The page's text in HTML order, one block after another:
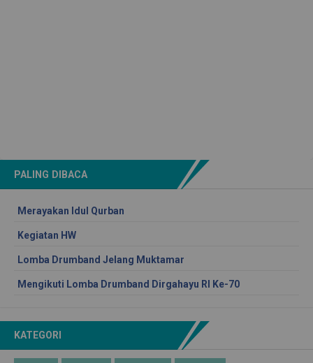
PALING DIBACA
Merayakan Idul Qurban
Kegiatan HW
Lomba Drumband Jelang Muktamar
Mengikuti Lomba Drumband Dirgahayu RI Ke-70
KATEGORI